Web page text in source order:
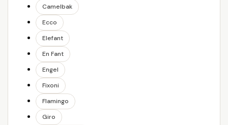
Camelbak
Ecco
Elefant
En Fant
Engel
Fixoni
Flamingo
Giro